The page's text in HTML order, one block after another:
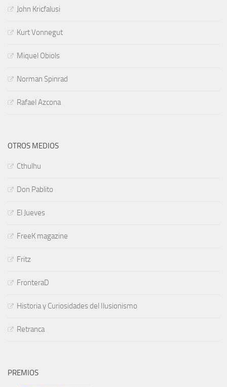
John Kricfalusi
Kurt Vonnegut
Miquel Obiols
Norman Spinrad
Rafael Azcona
OTROS MEDIOS
Cthulhu
Don Pablito
El Jueves
FreeK magazine
Fritz
FronteraD
Historia y Curiosidades del Ilusionismo
Retranca
PREMIOS